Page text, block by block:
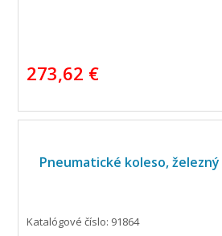
273,62 €
Pneumatické koleso, železný
Katalógové číslo: 91864